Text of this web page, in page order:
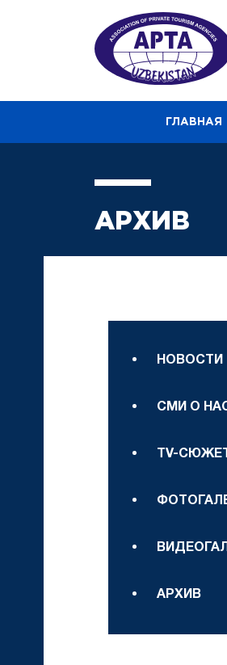
ГЛАВНАЯ
АРХИВ
НОВОСТИ
СМИ О
TV-
АРХИВ